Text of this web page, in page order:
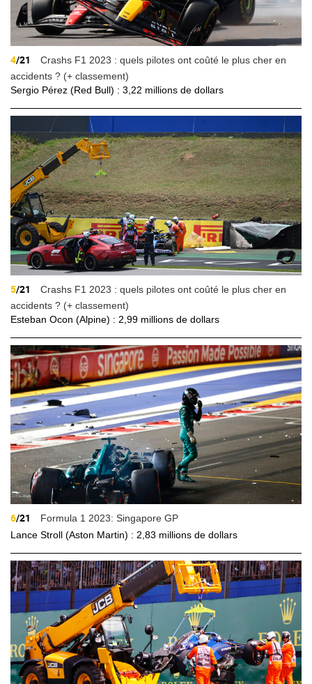
4/21
Crashs F1 2023 : quels pilotes ont coûté le plus cher en
accidents ? (+ classement)
Sergio Pérez (Red Bull) : 3,22 millions de dollars
5/21
Crashs F1 2023 : quels pilotes ont coûté le plus cher en
accidents ? (+ classement)
Esteban Ocon (Alpine) : 2,99 millions de dollars
6/21
Formula 1 2023: Singapore GP
Lance Stroll (Aston Martin) : 2,83 millions de dollars